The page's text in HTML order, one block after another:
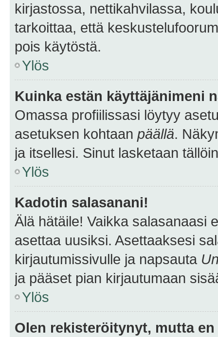
kirjastossa, nettikahvilassa,
tarkoittaa, että
pois käytöstä.
Ylös
Kuinka estän käyttäjänimeni
Omassa profiilissasi löytyy
asetuksen kohtaan päällä.
ja itsellesi. Sinut lasketaan
Ylös
Kadotin salasanani!
Älä hätäile! Vaikka salasanaasi
asettaa uusiksi. Asettaaksesi
kirjautumissivulle ja napsauta
ja pääset pian kirjautumaan
Ylös
Olen rekisteröitynyt, mutta